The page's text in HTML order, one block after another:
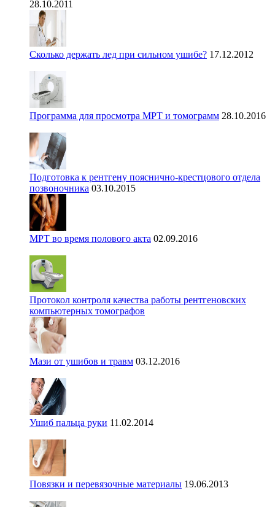
28.10.2011
Сколько держать лед при сильном ушибе? 17.12.2012
Программа для просмотра МРТ и томограмм 28.10.2016
Подготовка к рентгену пояснично-крестцового отдела
позвоночника 03.10.2015
МРТ во время полового акта 02.09.2016
Протокол контроля качества работы рентгеновских
компьютерных томографов
Мази от ушибов и травм 03.12.2016
Ушиб пальца руки 11.02.2014
Повязки и перевязочные материалы 19.06.2013